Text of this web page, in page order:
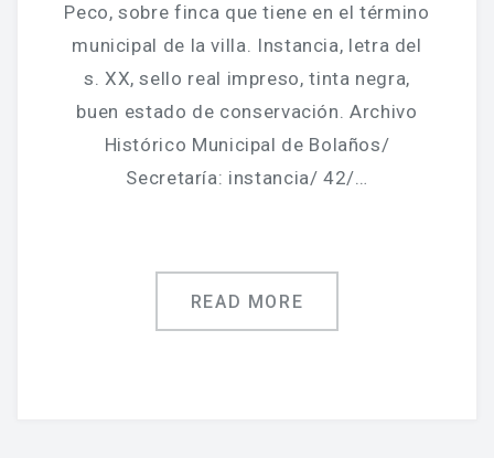
Peco, sobre finca que tiene en el término
municipal de la villa. Instancia, letra del
s. XX, sello real impreso, tinta negra,
buen estado de conservación. Archivo
Histórico Municipal de Bolaños/
Secretaría: instancia/ 42/…
READ MORE